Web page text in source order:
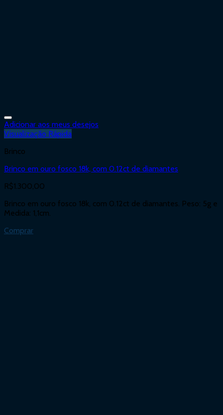
Adicionar aos meus desejos
Visualização Rápida
Brinco
Brinco em ouro fosco 18k, com 0.12ct de diamantes
R$1.300,00
Brinco em ouro fosco 18k, com 0.12ct de diamantes. Peso: 5g e
Medida: 1,1cm.
Comprar